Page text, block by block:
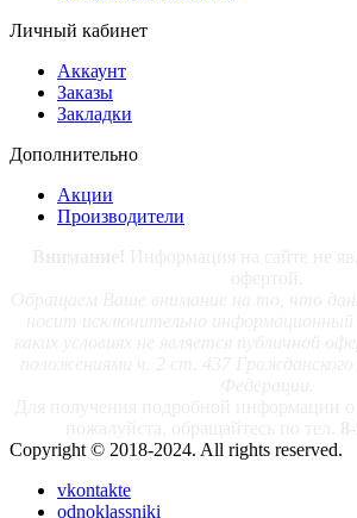
Личный кабинет
Аккаунт
Заказы
Закладки
Дополнительно
Акции
Производители
Copyright © 2018-2024. All rights reserved.
vkontakte
odnoklassniki